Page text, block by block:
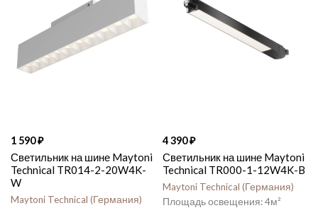
1 590
Светильник на шине Maytoni
Technical TR014-2-20W4K-
W
Maytoni Technical Германия
4 390
Светильник на шине Maytoni
Technical TR000-1-12W4K-B
Maytoni Technical Германия
4